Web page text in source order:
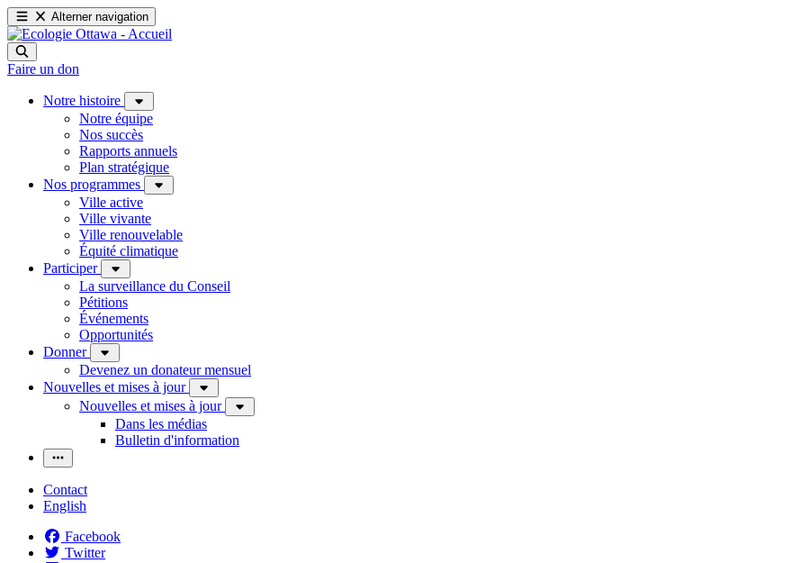
Alterner navigation
Faire un don
Notre histoire
Notre équipe
Nos succès
Rapports annuels
Plan stratégique
Nos programmes
Ville active
Ville vivante
Ville renouvelable
Équité climatique
Participer
La surveillance du Conseil
Pétitions
Événements
Opportunités
Donner
Devenez un donateur mensuel
Nouvelles et mises à jour
Nouvelles et mises à jour
Dans les médias
Bulletin d'information
Contact
English
Facebook
Twitter